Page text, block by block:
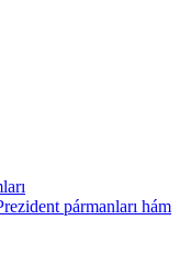
pármanları hám